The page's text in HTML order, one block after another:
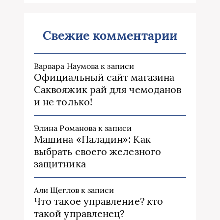
Свежие комментарии
Варвара Наумова к записи
Официальный сайт магазина
Саквояжик рай для чемоданов
и не только!
Элина Романова к записи
Машина «Паладин»: Как
выбрать своего железного
защитника
Али Щегловк записи
Что такое управление? кто
такой управленец?